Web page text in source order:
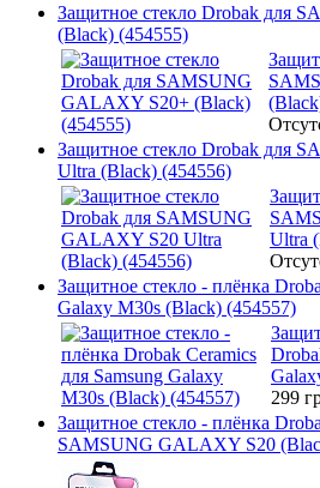
Защитное стекло Drobak для
(Black) (454555)
Защитное стекло Drobak для
Ultra (Black) (454556)
Ultra
Защитное стекло - плёнка
Galaxy M30s (Black) (454557)
299
Защитное стекло - плёнка
SAMSUNG GALAXY S20